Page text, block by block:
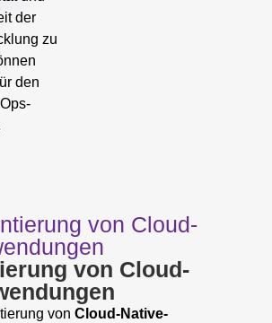
der
zu
den
von Cloud-
von Cloud-
von Cloud-Native-